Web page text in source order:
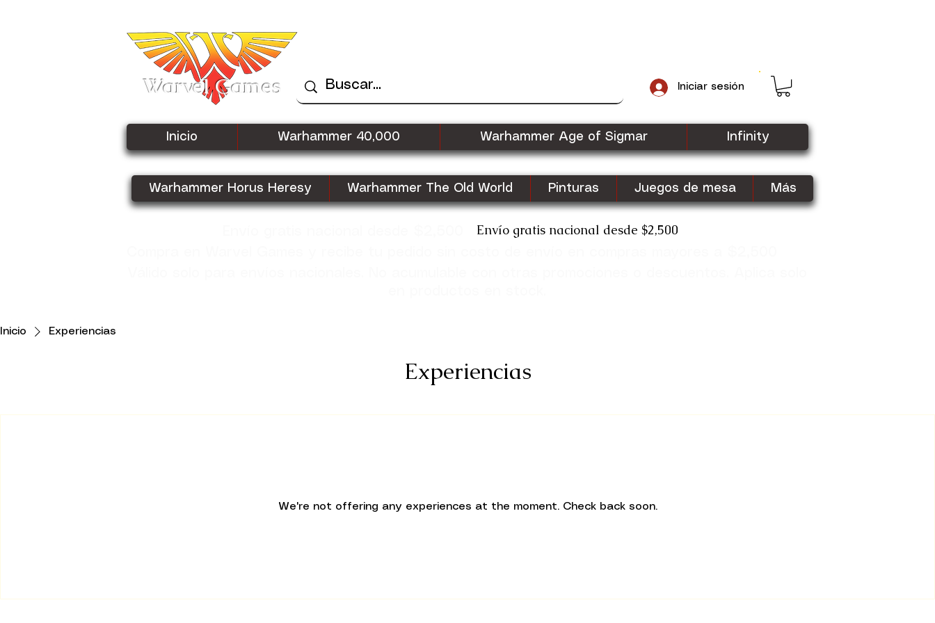
Warvel Games Iniciar sesión
Inicio Warhammer 40,000 Warhammer Age of Sigmar Infinity
Warhammer Horus Heresy Warhammer The Old World Pinturas Juegos de mesa Más
Envío gratis nacional desde $2,500
Inicio Experiencias
Experiencias
We're not offering any experiences at the moment. Check back soon.